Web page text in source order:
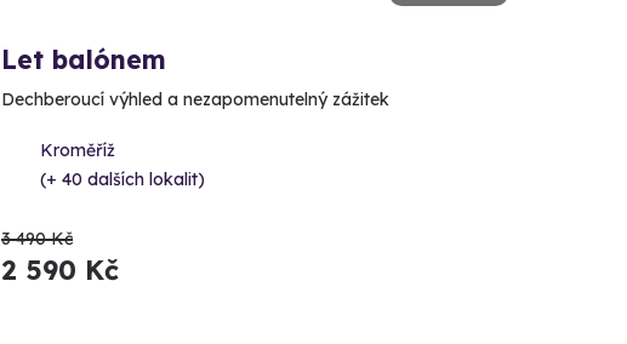
Let balónem
Dechberoucí výhled a nezapomenutelný zážitek
Kroměříž
(+ 40 dalších lokalit)
3 490 Kč
2 590 Kč